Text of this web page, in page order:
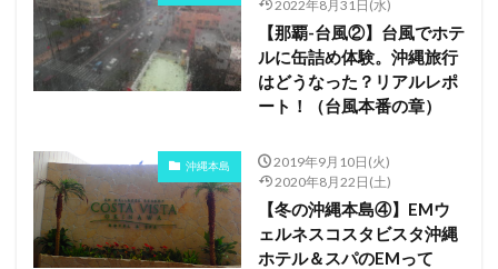
2022年8月31日(水)
【那覇-台風②】台風でホテ
ルに缶詰め体験。沖縄旅行
はどうなった？リアルレポ
ート！（台風本番の章）
沖縄本島
2019年9月10日(火)
2020年8月22日(土)
【冬の沖縄本島④】EMウ
ェルネスコスタビスタ沖縄
ホテル＆スパのEMって